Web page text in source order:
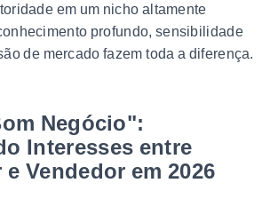
em um nicho altamente
profundo, sensibilidade
de mercado fazem toda a diferença.
Negócio":
Interesses entre
Vendedor em 2026